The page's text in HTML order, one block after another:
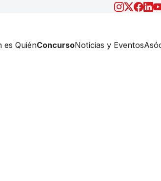
es QuiénConcursoNoticias y Eventos